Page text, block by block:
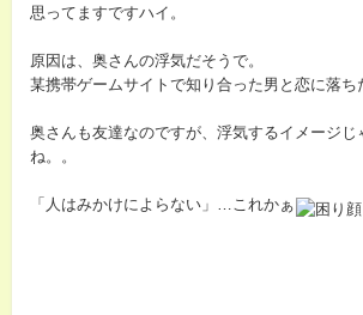
思ってますですハイ。
原因は、奥さんの浮気だそうで。
某携帯ゲームサイトで知り合った男と恋に落ち
奥さんも友達なのですが、浮気するイメージじ
ね。。
「人はみかけによらない」…これかぁ